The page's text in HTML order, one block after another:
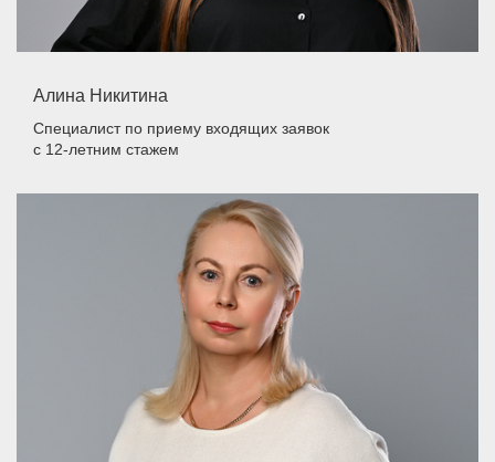
Алина Никитина
Специалист по приему входящих заявок
с 12-летним стажем